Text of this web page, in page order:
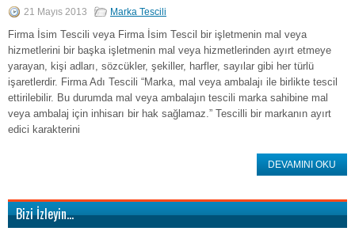
21 Mayıs 2013 Marka Tescili
Firma İsim Tescili veya Firma İsim Tescil bir işletmenin mal veya
hizmetlerini bir başka işletmenin mal veya hizmetlerinden ayırt etmeye
yarayan, kişi adları, sözcükler, şekiller, harfler, sayılar gibi her türlü
işaretlerdir. Firma Adı Tescili “Marka, mal veya ambalajı ile birlikte tescil
ettirilebilir. Bu durumda mal veya ambalajın tescili marka sahibine mal
veya ambalaj için inhisarı bir hak sağlamaz.” Tescilli bir markanın ayırt
edici karakterini
DEVAMINI OKU
Bizi İzleyin…